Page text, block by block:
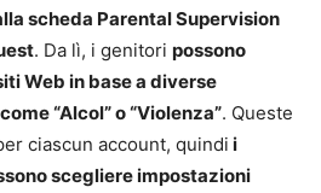
scheda Parental Supervision
. Da lì, i genitori possono
Web in base a diverse
“Alcol” o “Violenza”. Queste
ciascun account, quindi i
scegliere impostazioni